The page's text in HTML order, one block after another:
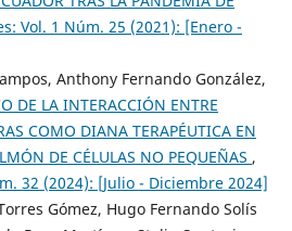
Vol. 1 Núm. 25 (2021): [Enero -
Anthony Fernando González,
DE LA INTERACCIÓN ENTRE
COMO DIANA TERAPÉUTICA EN
DE CÉLULAS NO PEQUEÑAS ,
32 (2024): [Julio - Diciembre 2024]
Gómez, Hugo Fernando Solís